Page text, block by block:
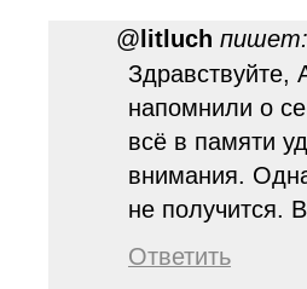
@ litluch пишет:
Здравствуйте,
напомнили о
всё в памяти
внимания.
не получится.
Ответить